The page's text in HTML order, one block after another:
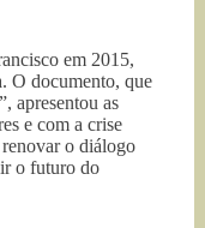
em 2015,
O documento, que
apresentou as
e com a crise
o diálogo
o futuro do